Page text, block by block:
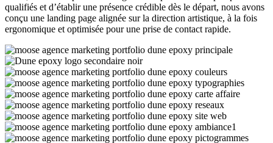
qualifiés et d’établir une présence crédible dès le départ, nous avons
conçu une landing page alignée sur la direction artistique, à la fois
ergonomique et optimisée pour une prise de contact rapide.